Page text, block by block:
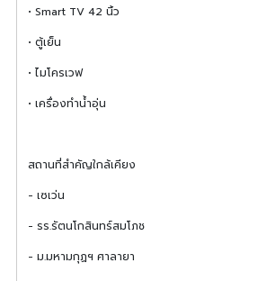
• Smart TV 42 นิ้ว
• ตู้เย็น
• ไมโครเวฟ
• เครื่องทำน้ำอุ่น
สถานที่สำคัญใกล้เคียง
- เซเว่น
- รร.รัตนโกสินทร์สมโภช
- ม.มหามกุฏฯ ศาลายา